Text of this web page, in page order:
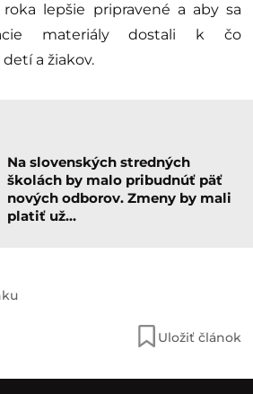
lepšie pripravené a aby sa
materiály dostali k čo
a žiakov.
Na slovenských stredných
školách by malo pribudnúť päť
nových odborov. Zmeny by mali
platiť už…
Uložiť článok